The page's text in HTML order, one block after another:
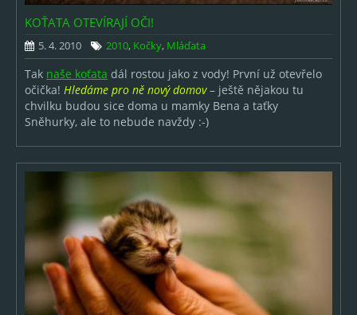
2007
2006
2005
O AUTOROVI
KOŤATA OTEVÍRAJÍ OČI!
5. 4. 2010 2010, Kočky, Mláďata
Tak naše koťata dál rostou jako z vody! První už otevřelo
očička! Hledáme pro ně nový domov– ještě nějakou tu
chvilku budou sice doma u mamky Bena a taťky
Sněhurky, ale to nebude navždy :-)